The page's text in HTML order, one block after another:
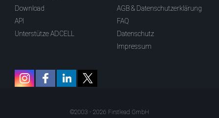
Download
API
Unterstütze ADCELL
AGB & Datenschutzerklärung
FAQ
Datenschutz
Impressum
©2003 - 2026 Firstlead GmbH